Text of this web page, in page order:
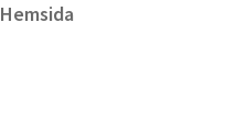
Hemsida